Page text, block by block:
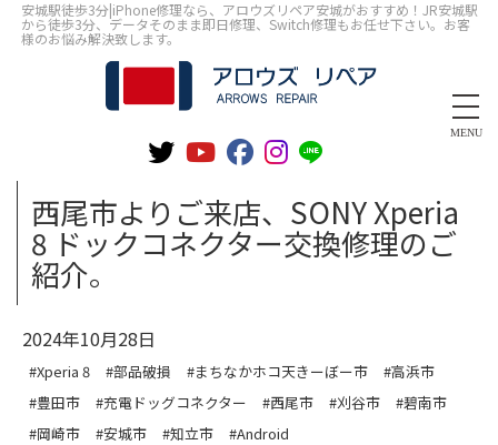
安城駅徒歩3分|iPhone修理なら、アロウズリペア安城がおすすめ！JR安城駅
から徒歩3分、データそのまま即日修理、Switch修理もお任せ下さい。お客
様のお悩み解決致します。
MENU
西尾市よりご来店、SONY Xperia
8 ドックコネクター交換修理のご
紹介。
2024年10月28日
#Xperia 8 #部品破損 #まちなかホコ天きーぼー市
#高浜市
#豊田市
#充電ドッグコネクター #西尾市 #刈谷市
#碧南市
#岡崎市
#安城市 #知立市 #Android